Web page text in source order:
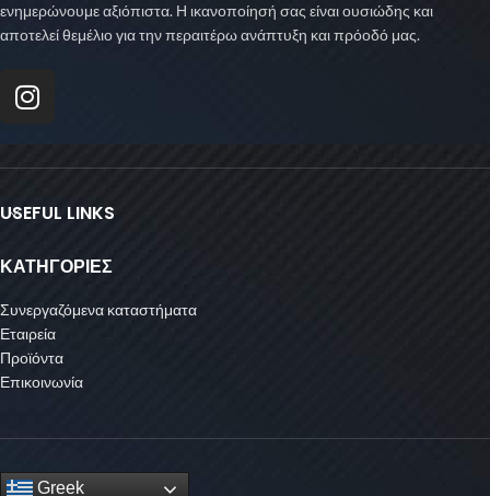
ενημερώνουμε αξιόπιστα. Η ικανοποίησή σας είναι ουσιώδης και
αποτελεί θεμέλιο για την περαιτέρω ανάπτυξη και πρόοδό μας.
USEFUL LINKS
ΚΑΤΗΓΟΡΙΕΣ
Συνεργαζόμενα καταστήματα
Εταιρεία
Προϊόντα
Επικοινωνία
Greek